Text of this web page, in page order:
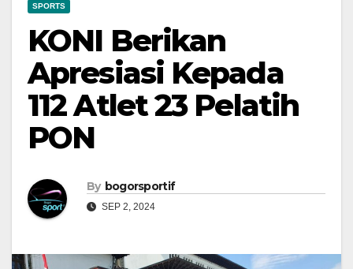
SPORTS
KONI Berikan
Apresiasi Kepada
112 Atlet 23 Pelatih
PON
By bogorsportif
SEP 2, 2024